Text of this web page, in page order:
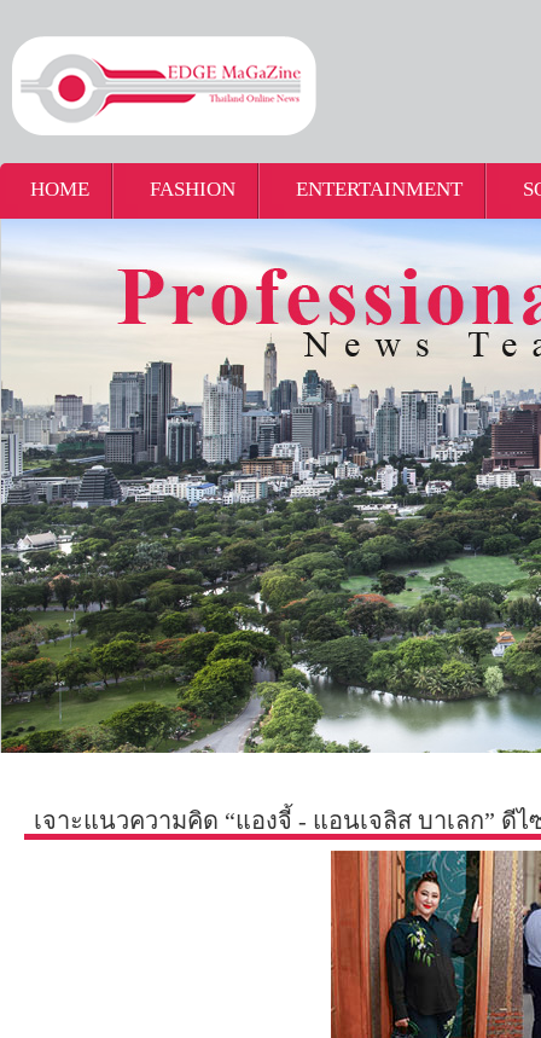
HOME FASHION ENTERTAINMENT
เจาะแนวความคิด “แองจี้ - แอนเจลิส บาเลก” ดี